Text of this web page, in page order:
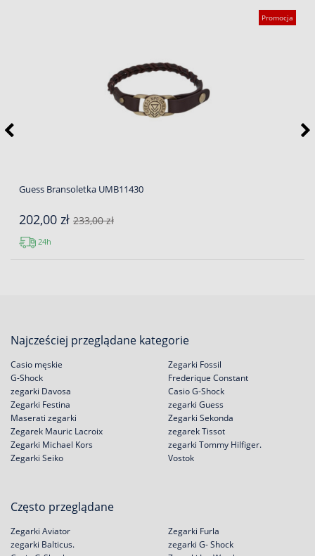
Promocja
Guess Bransoletka UMB11430
202,00 zł 233,00 zł
24h
Najcześciej przeglądane kategorie
Casio męskie
G-Shock
zegarki Davosa
Zegarki Festina
Zegarki Fossil
Frederique Constant
Casio G-Shock
zegarki Guess
Maserati zegarki
Zegarek Mauric Lacroix
Zegarki Michael Kors
Zegarki Seiko
Zegarki Sekonda
zegarek Tissot
zegarki Tommy Hilfiger.
Vostok
Często przeglądane
Zegarki Aviator
zegarki Balticus.
Zegarki Furla
zegarki G- Shock